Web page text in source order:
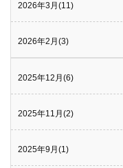
2026年3月(11)
2026年2月(3)
2025年12月(6)
2025年11月(2)
2025年9月(1)